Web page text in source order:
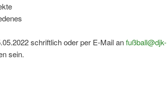
schriftlich oder per E-Mail anfußball@djk-
sein.